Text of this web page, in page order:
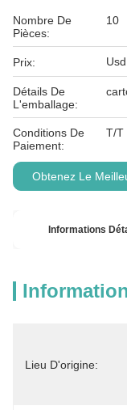
Nombre De
Pièces:
10
Prix:
Détails De
L'emballage:
Conditions De
Paiement:
T/T
Obtenez Le
Informations
Lieu D'origine: